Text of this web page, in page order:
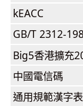
kEACC
GB/T 2312-
Big5香港擴充
中國電信碼
通用規範漢字表